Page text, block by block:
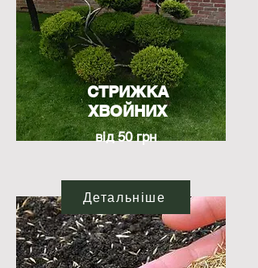
СТРИЖКА
ХВОЙНИХ
від 50 грн
Детальніше